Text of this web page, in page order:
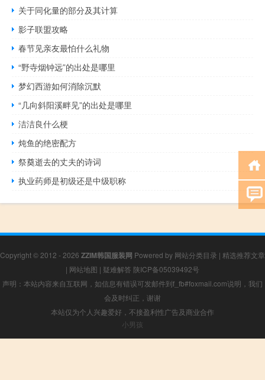
关于同化量的部分及其计算
影子联盟攻略
春节见亲友最怕什么礼物
“野寺烟钟远”的出处是哪里
梦幻西游如何消除沉默
“几向斜阳溪畔见”的出处是哪里
洁洁良什么梗
炖鱼的绝密配方
祭奠逝去的丈夫的诗词
执业药师是初级还是中级职称
Copyright © 2012 - 2026 ZZIM韩国服装网 Powered by 网站分类目录 | 精选推荐文章
| 网站地图 | 疑难解答 陕ICP备05039492号
声明：本站内容来自互联网，如信息有错误可发邮件到f_fb#foxmail.com说明，我们
会及时纠正，谢谢
本站仅为个人兴趣爱好，不接盈利性广告及商业合作
小男孩